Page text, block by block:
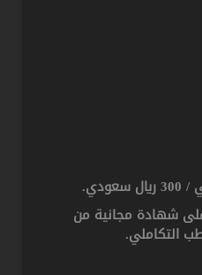
شهادة مجانية من
التكاملي.